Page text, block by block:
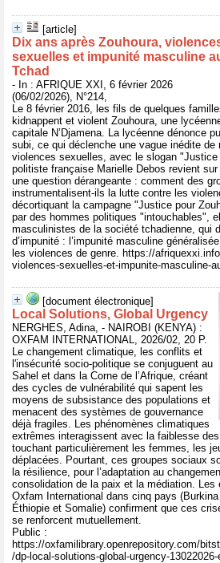
[article]
Dix ans après Zouhoura,
sexuelles et impunité masculine
Tchad
- In : AFRIQUE XXI, 6 février 2026
(06/02/2026), N°214,
Le 8 février 2016, les fils de quelques
kidnappent et violent Zouhoura, une
capitale N’Djamena. La lycéenne dénonce
subi, ce qui déclenche une vague inédite
violences sexuelles, avec le slogan "Justice
politiste française Marielle Debos revient
une question dérangeante : comment des
instrumentalisent-ils la lutte contre les
décortiquant la campagne "Justice pour
par des hommes politiques "intouchables",
masculinistes de la société tchadienne, qui
d’impunité : l’impunité masculine
les violences de genre. https://
violences-sexuelles-et-impunite-masculine-
[document électronique]
Local Solutions, Global Urgency
NERGHES, Adina, - NAIROBI (KENYA) :
OXFAM INTERNATIONAL, 2026/02, 20 P.
Le changement climatique, les conflits et
l'insécurité socio-politique se conjuguent au
Sahel et dans la Corne de l’Afrique, créant
des cycles de vulnérabilité qui sapent les
moyens de subsistance des populations et
menacent des systèmes de gouvernance
déjà fragiles. Les phénomènes climatiques
extrêmes interagissent avec la faiblesse
touchant particulièrement les femmes, les
déplacées. Pourtant, ces groupes sociaux
la résilience, pour l’adaptation au
consolidation de la paix et la médiation. Les
Oxfam International dans cinq pays
Éthiopie et Somalie) confirment que ces
se renforcent mutuellement.
Public :
https://oxfamilibrary.openrepository.com/
/dp-local-solutions-global-urgency-